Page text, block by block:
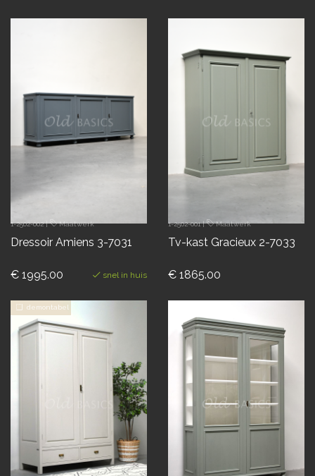
1-2502-002| Maatwerk
Dressoir Amiens 3-7031
€ 1995.00 snel in huis
1-2502-001| Maatwerk
Tv-kast Gracieux 2-7033
€ 1865.00
demontabel